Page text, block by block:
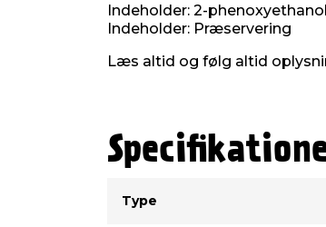
Indeholder: 2-
Indeholder: Præservering
Læs altid og følg altid
Type